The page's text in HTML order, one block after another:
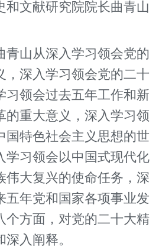
和文献研究院院长曲青山
山从深入学习领会党的
，深入学习领会党的二十
习领会过去五年工作和新
的重大意义，深入学习领
国特色社会主义思想的世
学习领会以中国式现代化
伟大复兴的使命任务，深
五年党和国家各项事业发
个方面，对党的二十大精
入阐释。